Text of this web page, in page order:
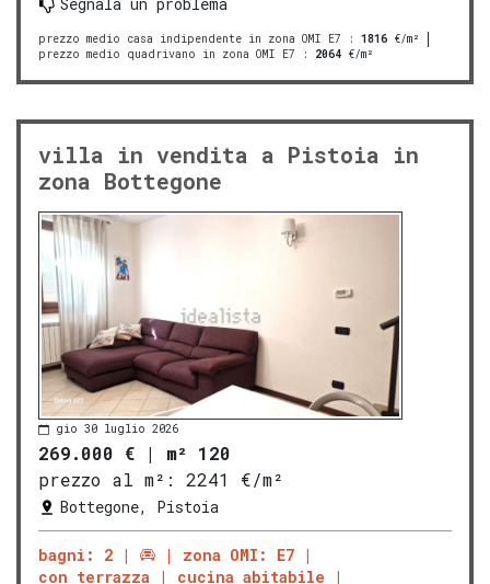
prezzo medio casa indipendente in zona OMI E7 : 1816 €/m²
prezzo medio quadrivano in zona OMI E7 : 2064 €/m²
villa in vendita a Pistoia in
zona Bottegone
gio 30 luglio 2026
269.000 € | m² 120
prezzo al m²:
2241 €/m²
Bottegone, Pistoia
bagni: 2
zona OMI: E7
con terrazza
cucina abitabile